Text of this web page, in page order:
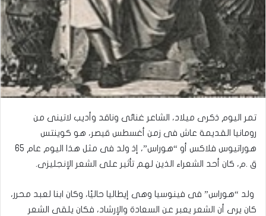
تمر اليوم ذكرى ميلاد، الشاعر غنائى وناقد وأديب لاتينى من
رومانيا القديمة عاش فى زمن أغسطس قيصر، هو كوينتس
هوراتيوس فلاكس أو “هوراس”، إذ ولد فى مثل هذا اليوم عام 65
ق .م، كان أحد الشعراء الذين لهم تأثير على الشعر الإنجليزى.
ولد “هوراس” فى فينوسيا وهى إيطاليا حاليًا، وكان ابنا لعبد محرر،
كان يرى أن الشعر يعبر عن السعادة والإرشاد، فكان يلقى الشعر